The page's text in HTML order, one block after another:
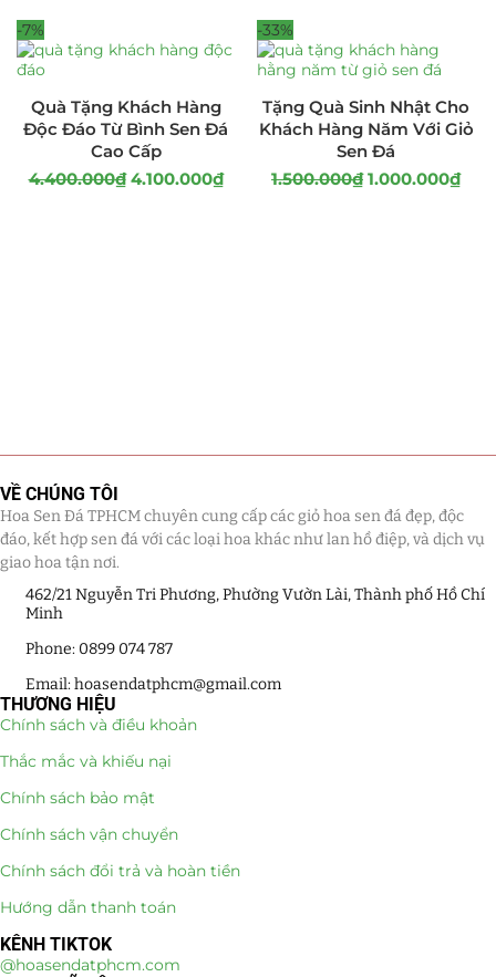
-7%
Quà Tặng Khách Hàng
Độc Đáo Từ Bình Sen Đá
Cao Cấp
4.400.000₫ 4.100.000₫
-33%
Tặng Quà Sinh Nhật Cho
Khách Hàng Năm Với Giỏ
Sen Đá
1.500.000₫ 1.000.000₫
VỀ CHÚNG TÔI
Hoa Sen Đá TPHCM chuyên cung cấp các giỏ hoa sen đá đẹp, độc
đáo, kết hợp sen đá với các loại hoa khác như lan hồ điệp, và dịch vụ
giao hoa tận nơi.
462/21 Nguyễn Tri Phương, Phường Vườn Lài, Thành phố Hồ Chí
Minh
Phone: 0899 074 787
Email: hoasendatphcm@gmail.com
THƯƠNG HIỆU
Chính sách và điều khoản
Thắc mắc và khiếu nại
Chính sách bảo mật
Chính sách vận chuyển
Chính sách đổi trả và hoàn tiền
Hướng dẫn thanh toán
KÊNH TIKTOK
@hoasendatphcm.com